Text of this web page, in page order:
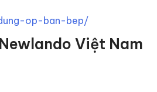
op-ban-bep/
Việt Nam